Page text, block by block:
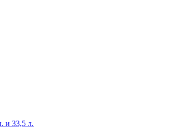
и 33,5 л.